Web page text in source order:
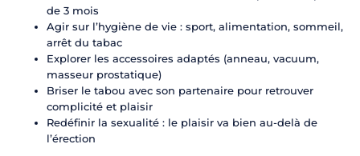
de 3 mois
Agir sur l’hygiène de vie : sport, alimentation, sommeil,
arrêt du tabac
Explorer les accessoires adaptés (anneau, vacuum,
masseur prostatique)
Briser le tabou avec son partenaire pour retrouver
complicité et plaisir
Redéfinir la sexualité : le plaisir va bien au-delà de
l’érection